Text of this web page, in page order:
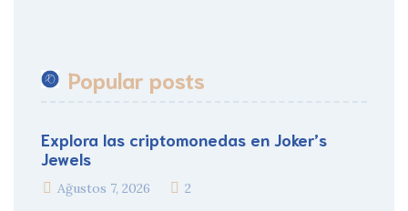
Popular posts
Explora las criptomonedas en Joker’s
Jewels
Ağustos 7, 2026 2